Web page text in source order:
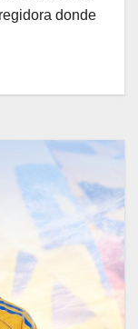
donde